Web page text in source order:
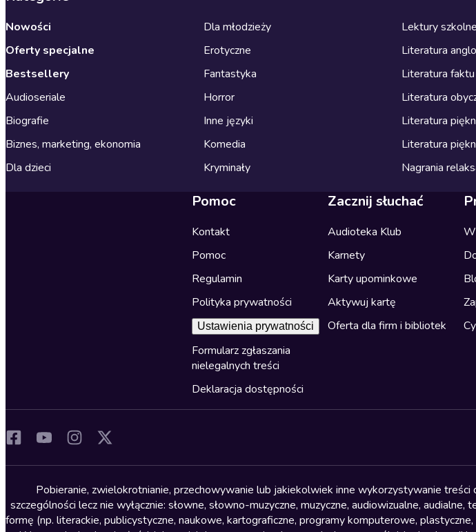
Nowości
Oferty specjalne
Bestsellery
Audioseriale
Biografie
Biznes, marketing, ekonomia
Dla dzieci
Dla młodzieży
Erotyczne
Fantastyka
Horror
Inne języki
Komedia
Kryminały
Lektury szkolne
Literatura
Literatura faktu
Literatura
Literatura
Literatura
Nagrania
Pomoc
Kontakt
Pomoc
Regulamin
Polityka prywatności
Ustawienia prywatności
Formularz zgłaszania
nielegalnych treści
Deklaracja dostępności
Zacznij słuchać
Audioteka Klub
Karnety
Karty upominkowe
Aktywuj kartę
Oferta dla firm i bibliotek
Pobieranie, zwielokrotnianie, przechowywanie lub jakiekolwiek inne wykorzystywanie
szczególności lecz nie wyłącznie: słowne, słowno-muzyczne, muzyczne, audiowizualne,
formę (np. literackie, publicystyczne, naukowe, kartograficzne, programy komputerowe,